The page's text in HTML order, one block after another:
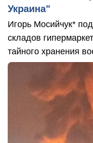
Украина"
Игорь Мосийчук*
складов
тайного хранения